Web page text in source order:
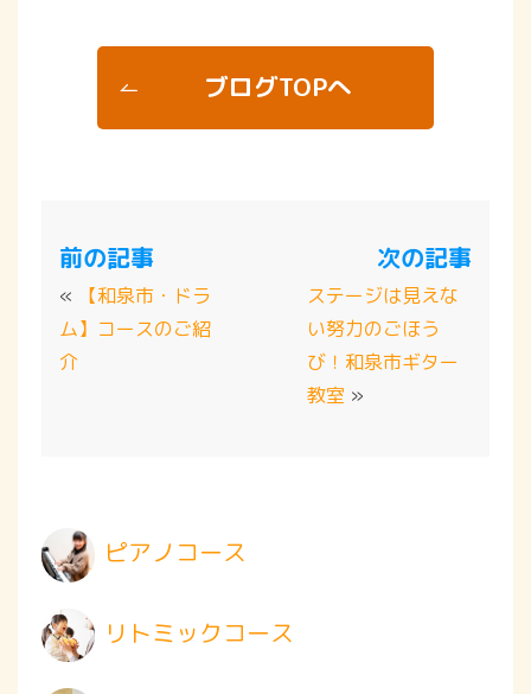
ブログTOPへ
前の記事
«
【和泉市・ドラ
ム】コースのご紹
介
次の記事
ステージは見えな
い努力のごほう
び！和泉市ギター
教室 »
ピアノコース
リトミックコース